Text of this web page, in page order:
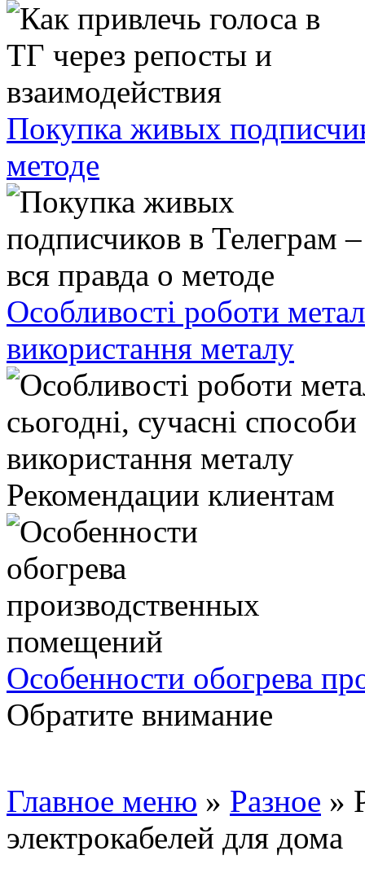
Покупка живых
методе
Особливості роботи
використання металу
Рекомендации клиентам
Особенности обогрева
Обратите внимание
Главное меню » Разное »
электрокабелей для дома